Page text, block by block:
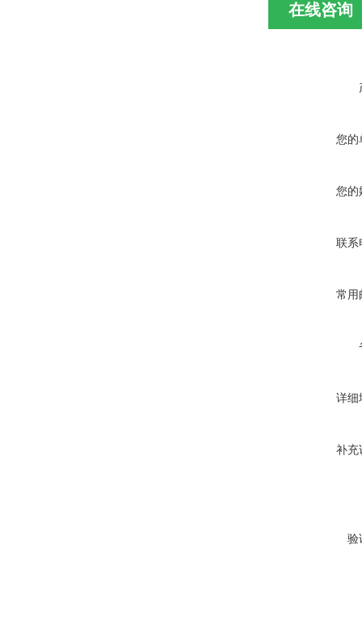
在线咨询
您的
您的
联系
常用
详细
补充
验